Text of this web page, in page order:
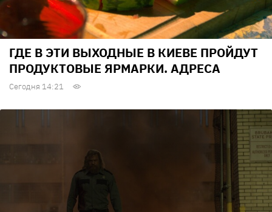
ГДЕ В ЭТИ ВЫХОДНЫЕ В КИЕВЕ ПРОЙДУТ
ПРОДУКТОВЫЕ ЯРМАРКИ. АДРЕСА
Сегодня 14:21